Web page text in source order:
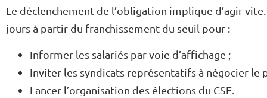
Le déclenchement de l’obligation implique d’agir
jours à partir du franchissement du seuil pour :
Informer les salariés par voie d’affichage ;
Inviter les syndicats représentatifs à négocier le
Lancer l’organisation des élections du CSE.